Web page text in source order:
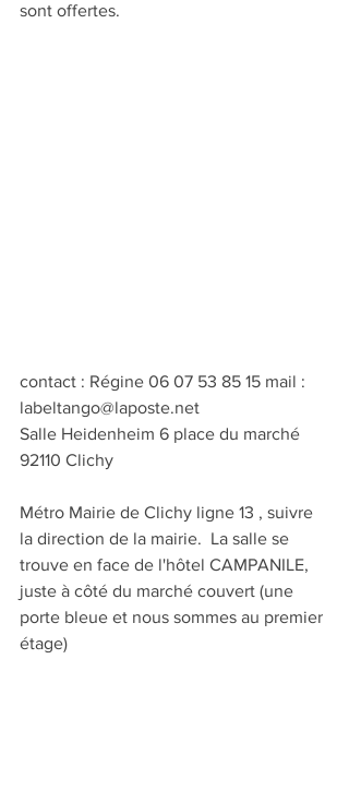
sont offertes.
contact : Régine 06 07 53 85 15 mail :
labeltango@laposte.net
Salle Heidenheim 6 place du marché
92110 Clichy
Métro Mairie de Clichy ligne 13 , suivre
la direction de la mairie.  La salle se
trouve en face de l'hôtel CAMPANILE,
juste à côté du marché couvert (une
porte bleue et nous sommes au premier
étage)